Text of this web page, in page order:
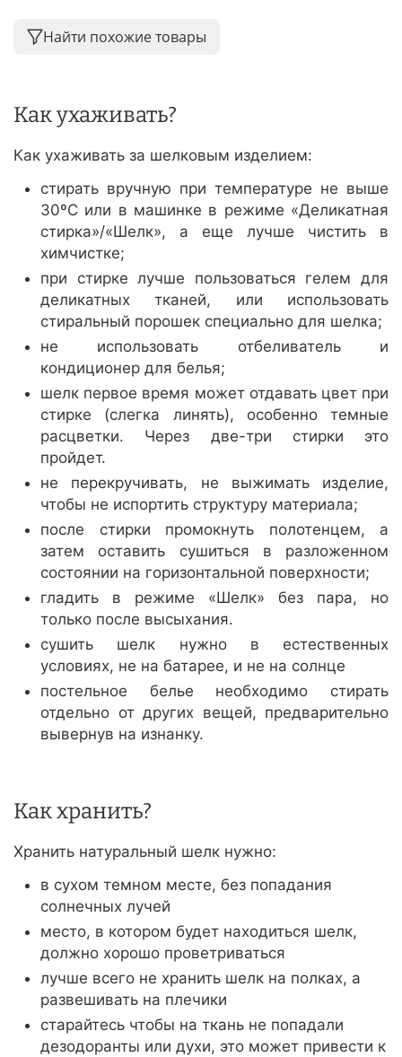
Найти похожие товары
Как ухаживать?
Как ухаживать за шелковым изделием:
стирать вручную при температуре не выше
30ºС или в машинке в режиме «Деликатная
стирка»/«Шелк», а еще лучше чистить в
химчистке;
при стирке лучше пользоваться гелем для
деликатных тканей, или использовать
стиральный порошек специально для шелка;
не использовать отбеливатель и
кондиционер для белья;
шелк первое время может отдавать цвет при
стирке (слегка линять), особенно темные
расцветки. Через две-три стирки это
пройдет.
не перекручивать, не выжимать изделие,
чтобы не испортить структуру материала;
после стирки промокнуть полотенцем, а
затем оставить сушиться в разложенном
состоянии на горизонтальной поверхности;
гладить в режиме «Шелк» без пара, но
только после высыхания.
сушить шелк нужно в естественных
условиях, не на батарее, и не на солнце
постельное белье необходимо стирать
отдельно от других вещей, предварительно
вывернув на изнанку.
Как хранить?
Хранить натуральный шелк нужно:
в сухом темном месте, без попадания
солнечных лучей
место, в котором будет находиться шелк,
должно хорошо проветриваться
лучше всего не хранить шелк на полках, а
развешивать на плечики
старайтесь чтобы на ткань не попадали
дезодоранты или духи, это может привести к